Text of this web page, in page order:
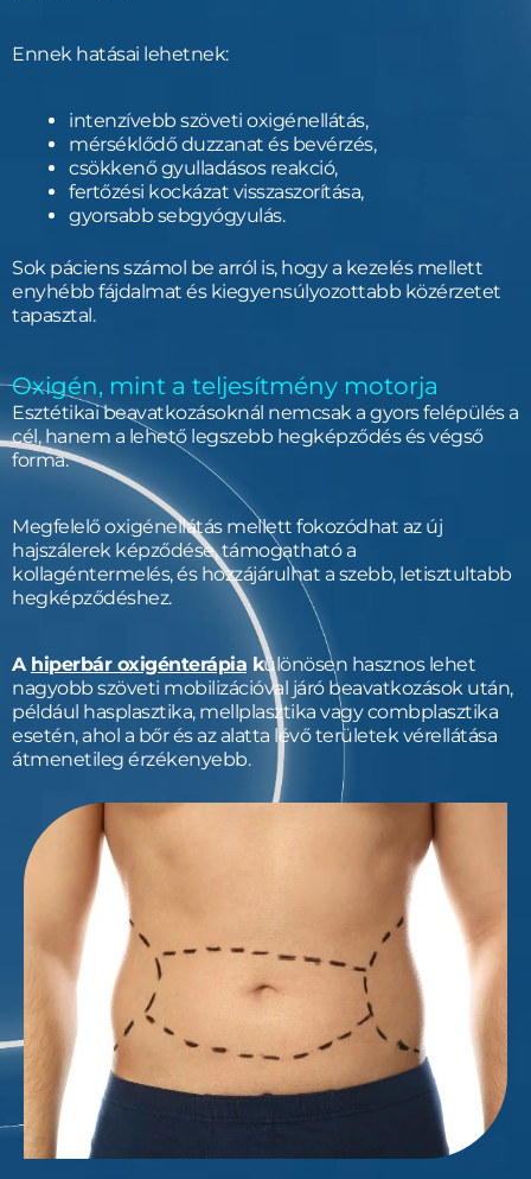
Ennek hatásai lehetnek:
intenzívebb szöveti oxigénellátás,
mérséklődő duzzanat és bevérzés,
csökkenő gyulladásos reakció,
fertőzési kockázat visszaszorítása,
gyorsabb sebgyógyulás.
Sok páciens számol be arról is, hogy a kezelés mellett
enyhébb fájdalmat és kiegyensúlyozottabb közérzetet
tapasztal.
Oxigén, mint a teljesítmény motorja
Esztétikai beavatkozásoknál nemcsak a gyors felépülés a
cél, hanem a lehető legszebb hegképződés és végső
forma.
Megfelelő oxigénellátás mellett fokozódhat az új
hajszálerek képződése, támogatható a
kollagéntermelés, és hozzájárulhat a szebb, letisztultabb
hegképződéshez.
A hiperbár oxigénterápia különösen hasznos lehet
nagyobb szöveti mobilizációval járó beavatkozások után,
például hasplasztika, mellplasztika vagy combplasztika
esetén, ahol a bőr és az alatta lévő területek vérellátása
átmenetileg érzékenyebb.